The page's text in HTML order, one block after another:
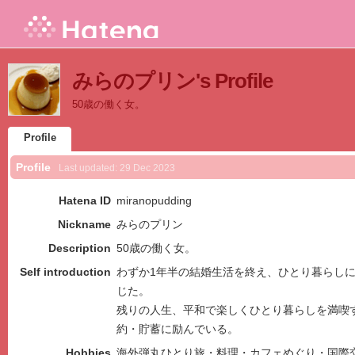
みらのプリン's Profile
50歳の働く女。
Profile
Profile Last updated: 29 Dec 2023
Hatena ID miranopudding
Nickname みらのプリン
Description 50歳の働く女。
Self introduction わずか1年半の結婚生活を終え、ひとり暮らし
じた。
残りの人生、平和で楽しくひとり暮らしを満
約・貯蓄に励んでいる。